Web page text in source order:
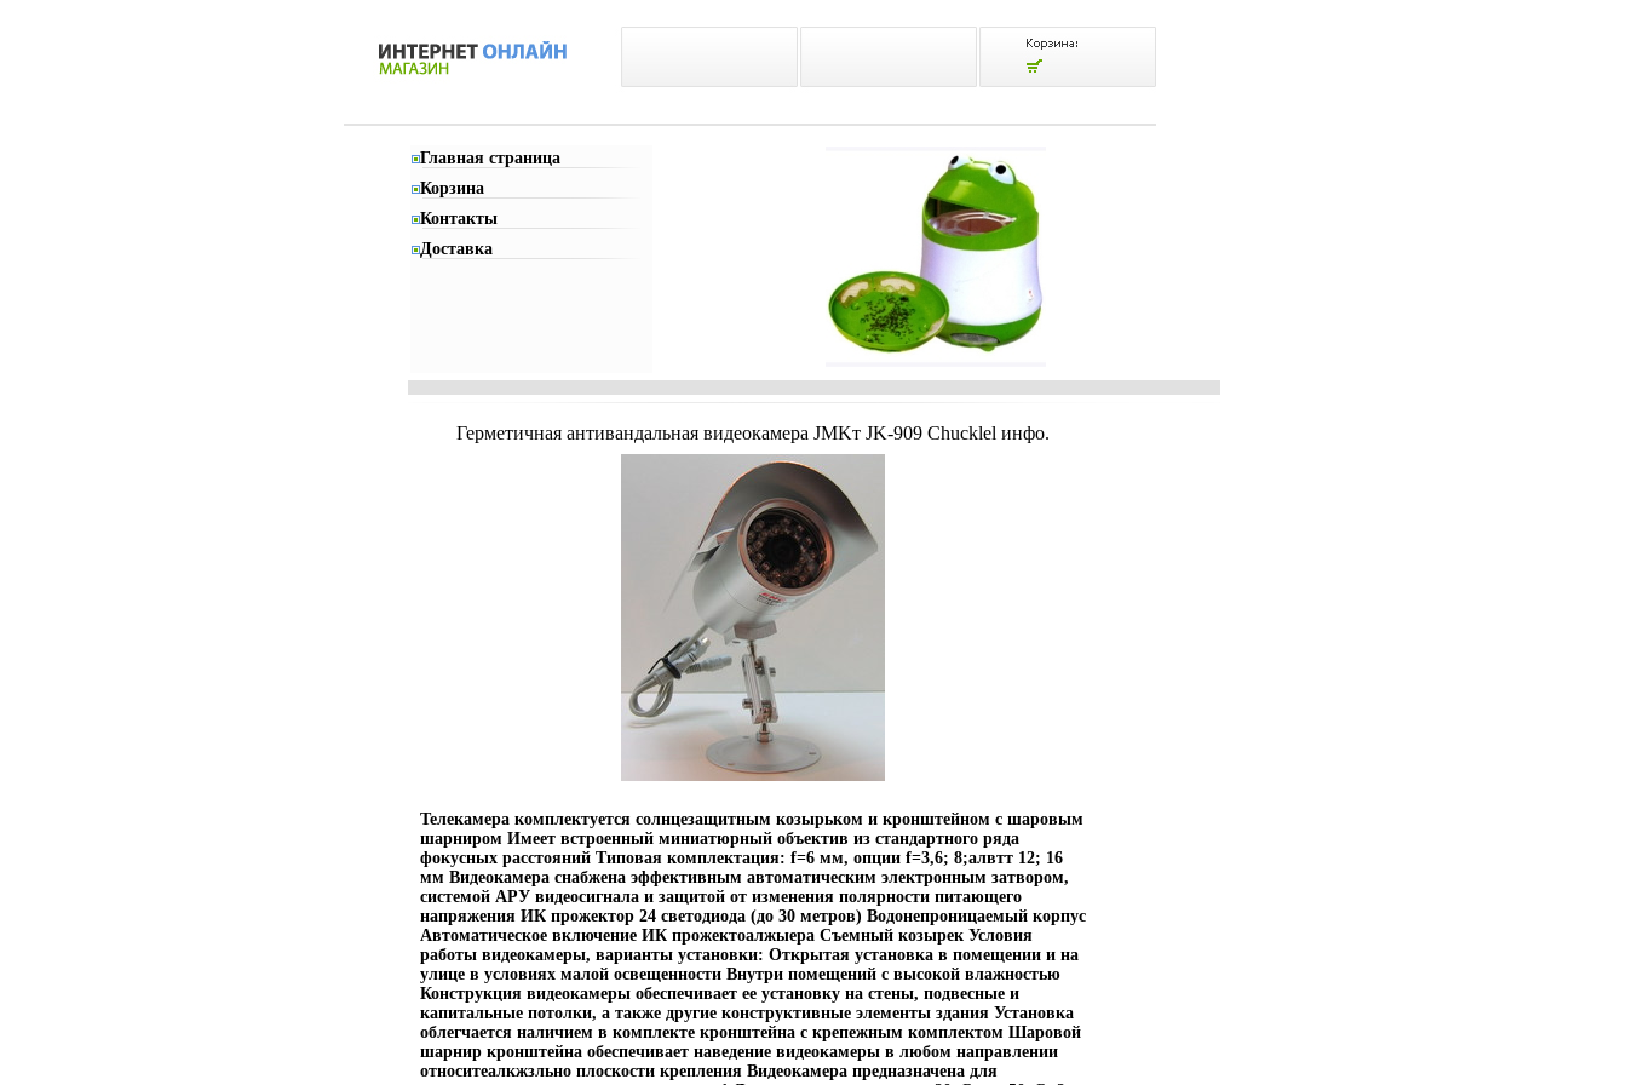
Главная страница
Корзина
Контакты
Доставка
Герметичная антивандальная видеокамера JMKт JK-909 Chucklel инфо.
Телекамера комплектуется солнцезащитным козырьком и кронштейном с шаровым
шарниром Имеет встроенный миниатюрный объектив из стандартного ряда
фокусных расстояний Типовая комплектация: f=6 мм, опции f=3,6; 8;алвтт 12; 16
мм Видеокамера снабжена эффективным автоматическим электронным затвором,
системой АРУ видеосигнала и защитой от изменения полярности питающего
напряжения ИК прожектор 24 светодиода (до 30 метров) Водонепроницаемый корпус
Автоматическое включение ИК прожектоалжыера Съемный козырек Условия
работы видеокамеры, варианты установки: Открытая установка в помещении и на
улице в условиях малой освещенности Внутри помещений с высокой влажностью
Конструкция видеокамеры обеспечивает ее установку на стены, подвесные и
капитальные потолки, а также другие конструктивные элементы здания Установка
облегчается наличием в комплекте кронштейна с крепежным комплектом Шаровой
шарнир кронштейна обеспечивает наведение видеокамеры в любом направлении
относитеалкжзльно плоскости крепления Видеокамера предназначена для